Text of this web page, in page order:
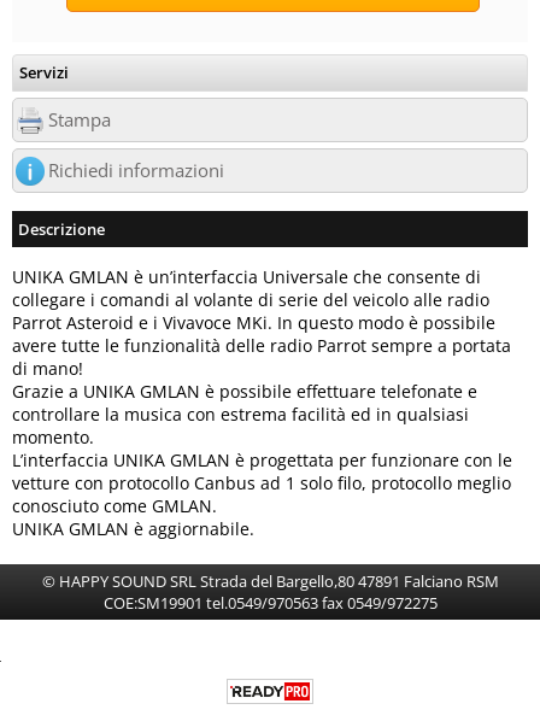
Servizi
Stampa
Richiedi informazioni
Descrizione
UNIKA GMLAN è un’interfaccia Universale che consente di
collegare i comandi al volante di serie del veicolo alle radio
Parrot Asteroid e i Vivavoce MKi. In questo modo è possibile
avere tutte le funzionalità delle radio Parrot sempre a portata
di mano!
Grazie a UNIKA GMLAN è possibile effettuare telefonate e
controllare la musica con estrema facilità ed in qualsiasi
momento.
L’interfaccia UNIKA GMLAN è progettata per funzionare con le
vetture con protocollo Canbus ad 1 solo filo, protocollo meglio
conosciuto come GMLAN.
UNIKA GMLAN è aggiornabile.
© HAPPY SOUND SRL Strada del Bargello,80 47891 Falciano RSM
COE:SM19901 tel.0549/970563 fax 0549/972275